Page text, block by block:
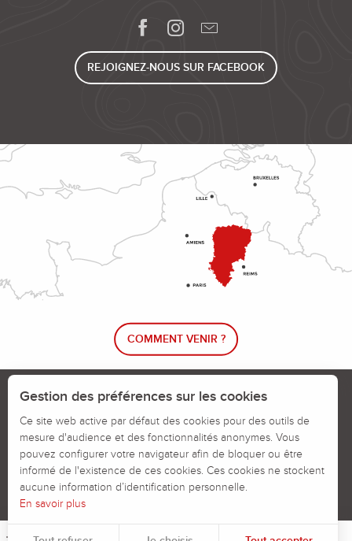
REJOIGNEZ-NOUS SUR FACEBOOK
COMMENT VENIR ?
Le blog rando !
Calendrier des jours chassés
Signaler un problème sur un parcours
Politiques des Cookies Mentions légales
Gestion des préférences sur les cookies
Ce site web active par défaut des cookies pour des outils de
mesure d'audience et des fonctionnalités anonymes. Vous
pouvez configurer votre navigateur afin de bloquer ou être
informé de l'existence de ces cookies. Ces cookies ne stockent
aucune information d’identification personnelle.
En savoir plus